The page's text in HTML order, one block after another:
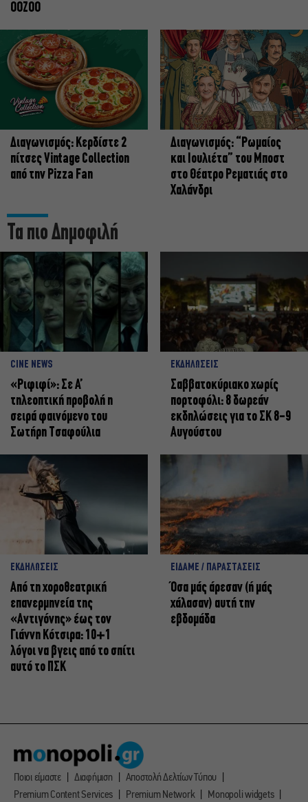
OOZOO
Διαγωνισμός: Κερδίστε 2
πίτσες Vintage Collection
από την Pizza Fan
Διαγωνισμός: “Ρωμαίος
και Ιουλιέτα” του Μποστ
στο Θέατρο Ρεματιάς στο
Χαλάνδρι
Τα πιο Δημοφιλή
CINE NEWS
«Ριφιφί»: Σε Α’
τηλεοπτική προβολή η
σειρά φαινόμενο του
Σωτήρη Τσαφούλια
ΕΚΔΗΛΩΣΕΙΣ
Σαββατοκύριακο χωρίς
πορτοφόλι: 8 δωρεάν
εκδηλώσεις για το ΣΚ 8-9
Αυγούστου
ΕΚΔΗΛΩΣΕΙΣ
Από τη χοροθεατρική
επανερμηνεία της
«Αντιγόνης» έως τον
Γιάννη Κότσιρα: 10+1
λόγοι να βγεις από το σπίτι
αυτό το ΠΣΚ
ΕΙΔΑΜΕ / ΠΑΡΑΣΤΑΣΕΙΣ
Όσα μάς άρεσαν (ή μάς
χάλασαν) αυτή την
εβδομάδα
Ποιοι είμαστε Διαφήμιση
Αποστολή Δελτίων Τύπου
Premium Content Services
Premium Network Monopoli widgets